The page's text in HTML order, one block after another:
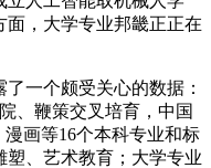
面，大学专业邦畿正正在
一个颇受关心的数据：
、鞭策交叉培育，中国
画等16个本科专业和标
塑、艺术教育；大学专业